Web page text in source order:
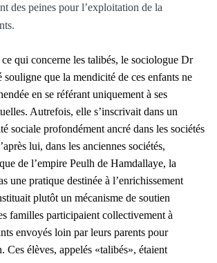
des peines pour l’exploitation de la
qui concerne les talibés, le sociologue Dr
que la mendicité de ces enfants ne
en se référant uniquement à ses
Autrefois, elle s’inscrivait dans un
sociale profondément ancré dans les sociétés
lui, dans les anciennes sociétés,
de l’empire Peulh de Hamdallaye, la
une pratique destinée à l’enrichissement
plutôt un mécanisme de soutien
familles participaient collectivement à
envoyés loin par leurs parents pour
Ces élèves, appelés «talibés», étaient